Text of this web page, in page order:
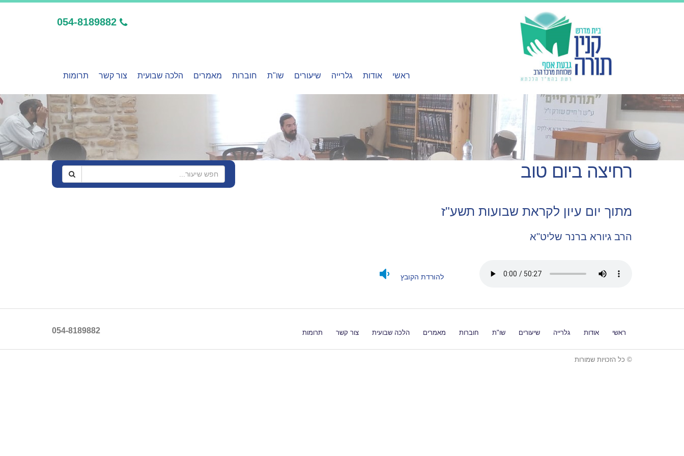
054-8189882
ראשי אודות גלרייה שיעורים שו"ת חוברות מאמרים הלכה שבועית צור קשר תרומות
רחיצה ביום טוב
מתוך יום עיון לקראת שבועות תשע"ז
הרב גיורא ברנר שליט"א
להורדת הקובץ
ראשי אודות גלרייה שיעורים שו"ת חוברות מאמרים הלכה שבועית צור קשר תרומות 054-8189882
© כל הזכויות שמורות